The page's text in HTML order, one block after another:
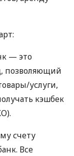
— это
позволяющий
услуги,
кэшбек
счету
Все